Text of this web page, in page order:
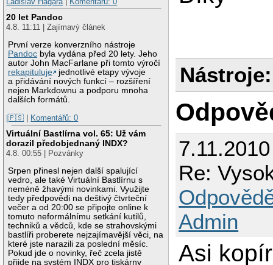
20 let Pandoc
4.8. 11:11 | Zajímavý článek
První verze konverzního nástroje
Pandoc byla vydána před 20 lety. Jeho
autor John MacFarlane při tomto výročí
rekapituluje
jednotlivé etapy vývoje
a přidávání nových funkcí – rozšíření
nejen Markdownu a podporu mnoha
dalších formátů.
|🇵🇸 | Komentářů: 0
Virtuální Bastlírna vol. 65: Už vám
dorazil předobjednaný INDX?
4.8. 00:55 | Pozvánky
Srpen přinesl nejen další spalující
vedro, ale také Virtuální Bastlírnu s
neméně žhavými novinkami. Využijte
tedy předpovědi na deštivý čtvrteční
večer a od 20:00 se připojte online k
tomuto neformálnímu setkání kutilů,
techniků a vědců, kde se strahovskými
bastlíři proberete nejzajímavější věci, na
které jste narazili za poslední měsíc.
Pokud jde o novinky, řeč zcela jistě
přijde na systém INDX pro tiskárny
Nástroje:
Re:
Admin
Asi